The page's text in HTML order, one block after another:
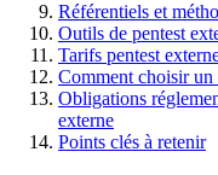
Référentiels et
Outils de pentest
Tarifs pentest
Comment choisir un
Obligations
externe
Points clés à retenir